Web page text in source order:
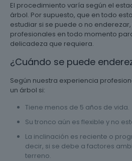
El procedimiento varía según el
árbol. Por supuesto, que en todo
estudiar si se puede o no
profesionales en todo momento
delicadeza que requiera.
¿Cuándo se puede
Según nuestra experiencia
un árbol si:
Tiene menos de 5 años de vida.
Su tronco aún es flexible y no
La inclinación es reciente o
decir, si se debe a factores
terreno.